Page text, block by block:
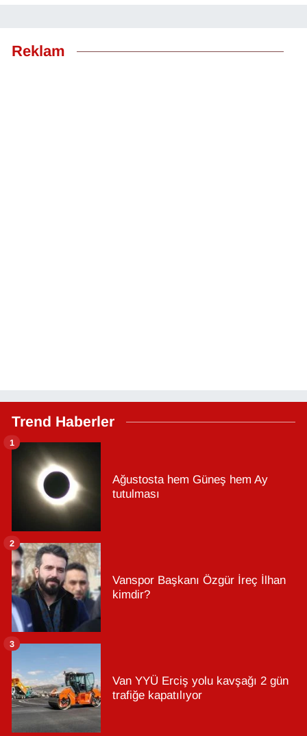
Reklam
Trend Haberler
Ağustosta hem Güneş hem Ay
tutulması
1
Vanspor Başkanı Özgür İreç İlhan
kimdir?
2
Van YYÜ Erciş yolu kavşağı 2 gün
trafiğe kapatılıyor
3